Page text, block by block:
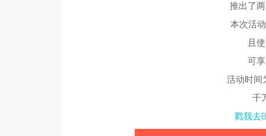
推出了
本次活
且
可
活动时间
千
戳我去